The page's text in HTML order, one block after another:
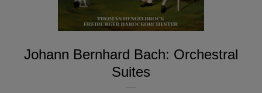
Johann Bernhard Bach: Orchestral
Suites